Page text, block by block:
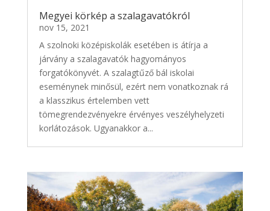
Megyei körkép a szalagavatókról
nov 15, 2021
A szolnoki középiskolák esetében is átírja a
járvány a szalagavatók hagyományos
forgatókönyvét. A szalagtűző bál iskolai
eseménynek minősül, ezért nem vonatkoznak rá
a klasszikus értelemben vett
tömegrendezvényekre érvényes veszélyhelyzeti
korlátozások. Ugyanakkor a...